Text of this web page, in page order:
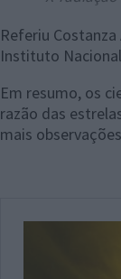
Referiu
Instituto
Em resumo, os
razão das
mais